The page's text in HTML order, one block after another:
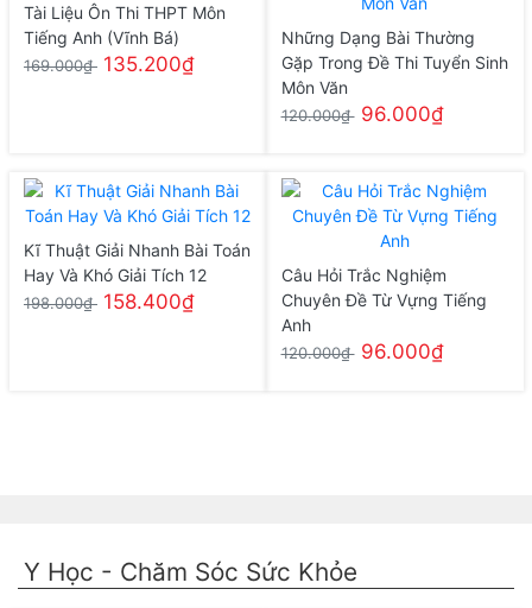
Tài Liệu Ôn Thi THPT Môn
Tiếng Anh (Vĩnh Bá)
169.000₫ 135.200₫
Những Dạng Bài Thường
Gặp Trong Đề Thi Tuyển Sinh
Môn Văn
120.000₫ 96.000₫
Kĩ Thuật Giải Nhanh Bài Toán
Hay Và Khó Giải Tích 12
198.000₫ 158.400₫
Câu Hỏi Trắc Nghiệm
Chuyên Đề Từ Vựng Tiếng
Anh
120.000₫ 96.000₫
Y Học - Chăm Sóc Sức Khỏe